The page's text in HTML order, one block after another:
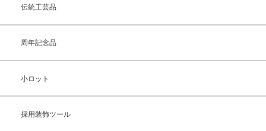
伝統工芸品
周年記念品
小ロット
採用装飾ツール